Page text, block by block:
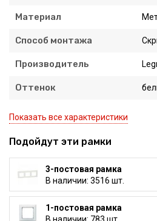
Материал
Способ монтажа
Производитель
Оттенок
Показать все характеристики
Подойдут эти рамки
3-постовая рамка
В наличии: 3516 шт.
1-постовая рамка